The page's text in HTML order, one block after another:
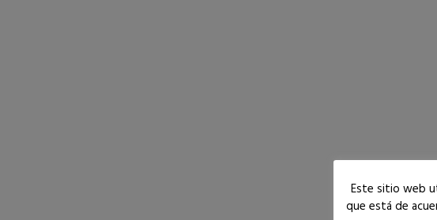
Este sitio web
que está de